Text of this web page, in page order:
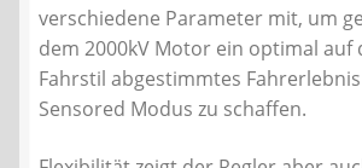
verschiedene Parameter mit, um
dem 2000kV Motor ein optimal auf
Fahrstil abgestimmtes
Sensored Modus zu schaffen.